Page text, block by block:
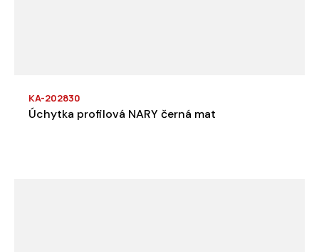
KA-202830
Úchytka profilová NARY černá mat